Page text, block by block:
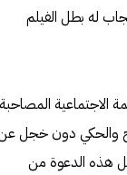
له بطل الفيلم
الاجتماعية المصاحبة
والحكي دون خجل
هذه الدعوة من